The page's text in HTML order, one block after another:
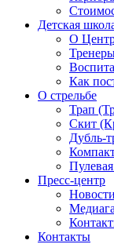
Детская
О
Как
О стрельбе
Трап
Скит
Дубль-
Пресс-центр
Контакты